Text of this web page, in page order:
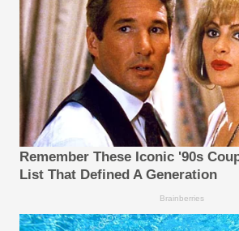
Remember These Iconic '90s
List That Defined A Generation
Brainberries